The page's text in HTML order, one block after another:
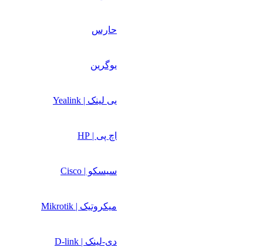
حارس
یوگرین
یی لینک | Yealink
اچ پی | HP
سیسکو | Cisco
میکروتیک | Mikrotik
دی-لینک | D-link